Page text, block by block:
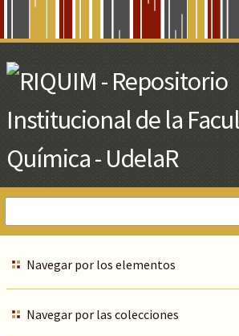
Main
Content
Navegar por los elementos
Navegar por las colecciones